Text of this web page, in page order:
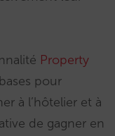
Property
pour
à l’hôtelier et à
de gagner en